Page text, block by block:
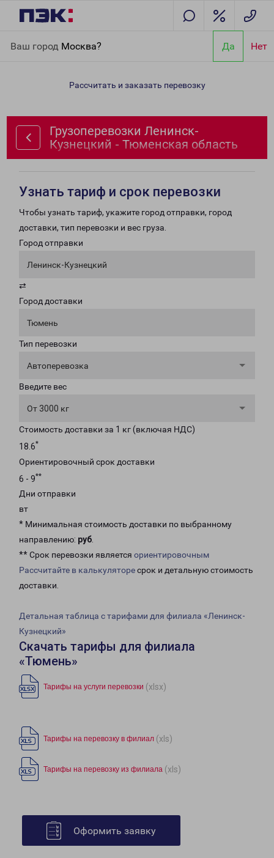
Ваш город Москва? Да Нет
Тюменская область
Рассчитать и заказать перевозку
Грузоперевозки Ленинск-
Кузнецкий - Тюменская область
Узнать тариф и срок перевозки
Чтобы узнать тариф, укажите город отправки, город
доставки, тип перевозки и вес груза.
Город отправки
Ленинск-Кузнецкий
⇄
Город доставки
Тюмень
Тип перевозки
Автоперевозка
Введите вес
От 3000 кг
Стоимость доставки за 1 кг (включая НДС)
18.6*
Ориентировочный срок доставки
6 - 9**
Дни отправки
вт
* Минимальная стоимость доставки по выбранному
направлению: руб.
** Срок перевозки является ориентировочным
Рассчитайте в калькуляторесрок и детальную стоимость
доставки.
Детальная таблица с тарифами для филиала «Ленинск-
Кузнецкий»
Скачать тарифы для филиала
«Тюмень»
Тарифы на услуги перевозки (xlsx)
Тарифы на перевозку в филиал (xls)
Тарифы на перевозку из филиала (xls)
Оформить заявку